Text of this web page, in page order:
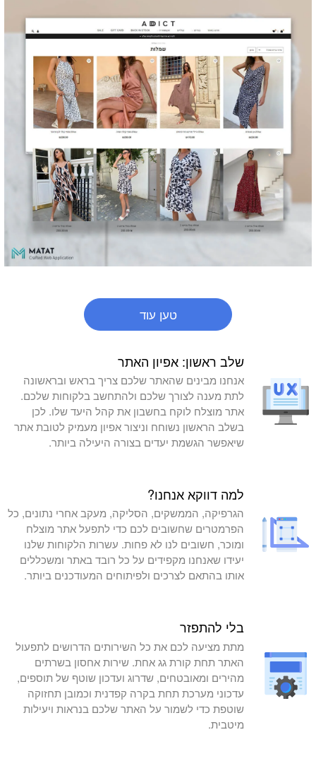
טען עוד
שלב ראשון: אפיון האתר
אנחנו מבינים שהאתר שלכם צריך בראש ובראשונה
לתת מענה לצורך שלכם ולהתחשב בלקוחות שלכם.
אתר מוצלח לוקח בחשבון את קהל היעד שלו. לכן
בשלב הראשון נשוחח וניצור אפיון מעמיק לטובת אתר
שיאפשר הגשמת יעדים בצורה היעילה ביותר.
למה דווקא אנחנו?
הגרפיקה, הממשקים, הסליקה, מעקב אחרי נתונים, כל
הפרמטרים שחשובים לכם כדי לתפעל אתר מוצלח
ומוכר, חשובים לנו לא פחות. עשרות הלקוחות שלנו
יעידו שאנחנו מקפידים על כל רובד באתר ומשכללים
אותו בהתאם לצרכים ולפיתוחים המעודכנים ביותר.
בלי להתפזר
מתת מציעה לכם את כל השירותים הדרושים לתפעול
האתר תחת קורת גג אחת. שירות אחסון בשרתים
מהירים ומאובטחים, שדרוג ועדכון שוטף של תוספים,
עדכוני מערכת תחת בקרה קפדנית וכמובן תחזוקה
שוטפת כדי לשמור על האתר שלכם בנראות ויעילות
מיטבית.